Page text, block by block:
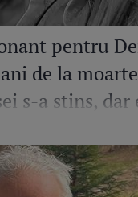
pentru
de la
s-a stins, dar